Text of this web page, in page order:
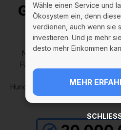
20
Nein, das ist kein Traum! Mit
Funktion können Sie die 20-
Hunderttausendfache steigern.
PC mit nur ein paar
Wähle einen Service und
Ökosystem ein, denn
verdienen, auch wenn sie
investieren. Und je mehr
desto mehr Einkommen
MEHR